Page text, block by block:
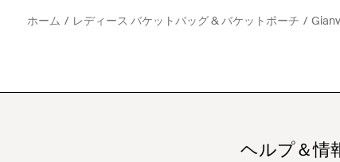
ホーム レディース バケットバッグ & バケットポーチ
ヘルプ＆情